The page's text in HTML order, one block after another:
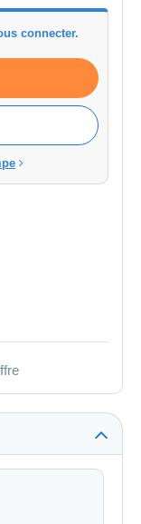
connecter.